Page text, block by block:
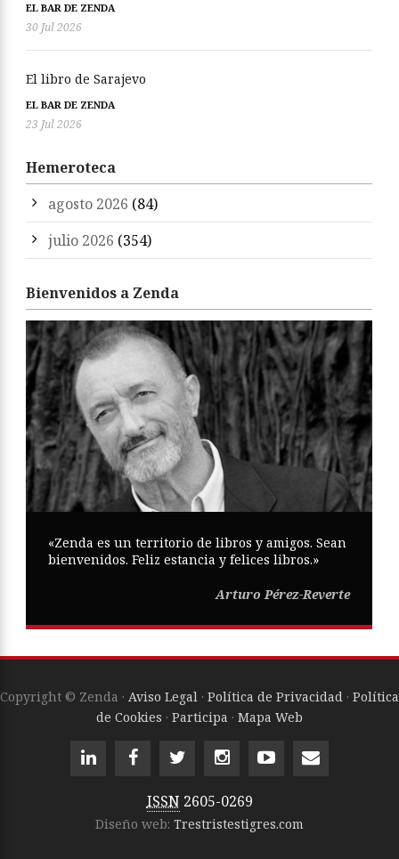
EL BAR DE ZENDA
30 Jul 2026
El libro de Sarajevo
EL BAR DE ZENDA
23 Jul 2026
Hemeroteca
agosto 2026 (84)
julio 2026 (354)
Bienvenidos a Zenda
«Zenda es un territorio de libros y amigos. Sean
bienvenidos. Feliz estancia y felices libros.»
Arturo Pérez-Reverte
Copyright © Zenda · Aviso Legal · Política de Privacidad · Política
de Cookies · Participa · Mapa Web
ISSN 2605-0269
Diseño web: Trestristestigres.com